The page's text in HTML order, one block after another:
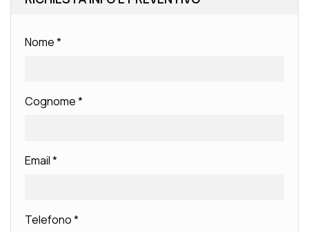
Nome*
Cognome*
Email*
Telefono*